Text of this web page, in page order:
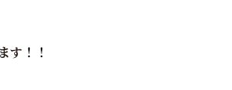
す！！